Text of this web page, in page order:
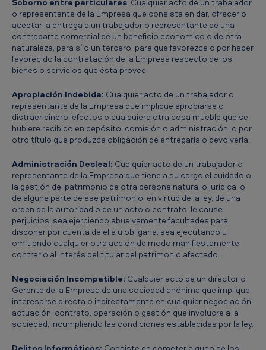
o representante de la Empresa que consista en dar, ofrecer o
aceptar la entrega a un trabajador o representante de una
contraparte comercial de un beneficio económico o de otra
naturaleza, para sí o un tercero, para que favorezca o por haber
favorecido la contratación de la Empresa respecto de los
bienes o servicios que ésta provee.
Apropiación Indebida: Cualquier acto de un trabajador o
representante de la Empresa que implique apropiarse o
distraer dinero, efectos o cualquiera otra cosa mueble que se
hubiere recibido en depósito, comisión o administración, o por
otro título que produzca obligación de entregarla o devolverla.
Administración Desleal: Cualquier acto de un trabajador o
representante de la Empresa que tiene a su cargo el cuidado o
la gestión del patrimonio de otra persona natural o jurídica, o
de alguna parte de ese patrimonio, en virtud de la ley, de una
orden de la autoridad o de un acto o contrato, le cause
perjuicios, sea ejerciendo abusivamente facultades para
disponer por cuenta de ella u obligarla, sea ejecutando u
omitiendo cualquier otra acción de modo manifiestamente
contrario al interés del titular del patrimonio afectado.
Negociación Incompatible: Cualquier acto de un director o
Gerente de la Empresa de una sociedad anónima que implique
interesarse directa o indirectamente en cualquier negociación,
actuación, contrato, operación o gestión que involucre a la
sociedad, incumpliendo las condiciones establecidas por la ley.